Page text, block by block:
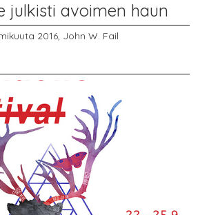
julkisti avoimen haun
2016, John W. Fail